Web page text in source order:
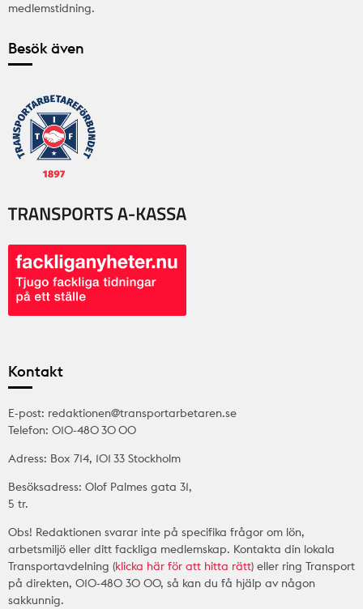
medlemstidning.
Besök även
Kontakt
E-post: redaktionen@transportarbetaren.se
Telefon: 010-480 30 00
Adress: Box 714, 101 33 Stockholm
Besöksadress: Olof Palmes gata 31,
5 tr.
Obs! Redaktionen svarar inte på specifika frågor om lön,
arbetsmiljö eller ditt fackliga medlemskap. Kontakta din lokala
Transportavdelning (klicka här för att hitta rätt) eller ring Transport
på direkten, 010-480 30 00, så kan du få hjälp av någon
sakkunnig.